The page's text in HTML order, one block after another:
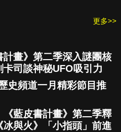
更多>>
計畫》第二季深入謎團核
卡司談神秘UFO吸引力
史頻道一月精彩節目推
《藍皮書計畫》第二季釋
冰與火》「小指頭」前進